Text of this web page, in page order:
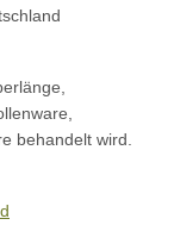
behandelt wird.